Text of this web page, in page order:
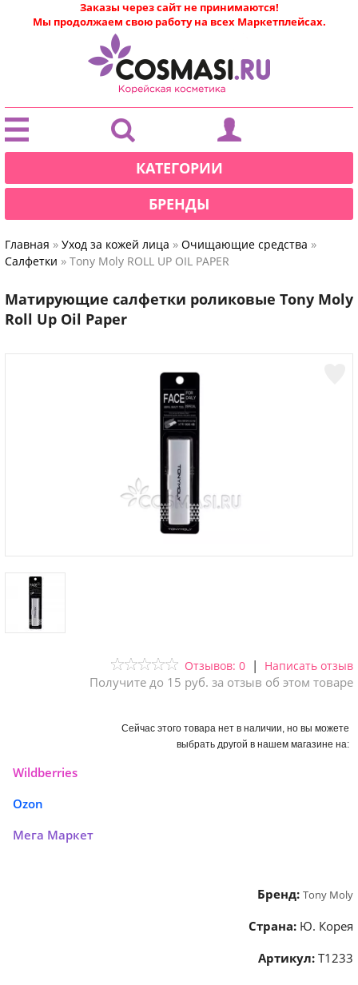
|
Заказы через сайт не принимаются!
Мы продолжаем свою работу на всех Маркетплейсах.
КАТЕГОРИИ
БРЕНДЫ
Главная » Уход за кожей лица » Очищающие средства »
Салфетки » Tony Moly ROLL UP OIL PAPER
Матирующие салфетки роликовые Tony Moly
Roll Up Oil Paper
Отзывов: 0 | Написать отзыв
Получите до 15 руб. за отзыв об этом товаре
Сейчас этого товара нет в наличии, но вы можете
выбрать другой в нашем магазине на:
Wildberries
Ozon
Мега Маркет
Бренд: Tony Moly
Страна: Ю. Корея
Артикул: Т1233